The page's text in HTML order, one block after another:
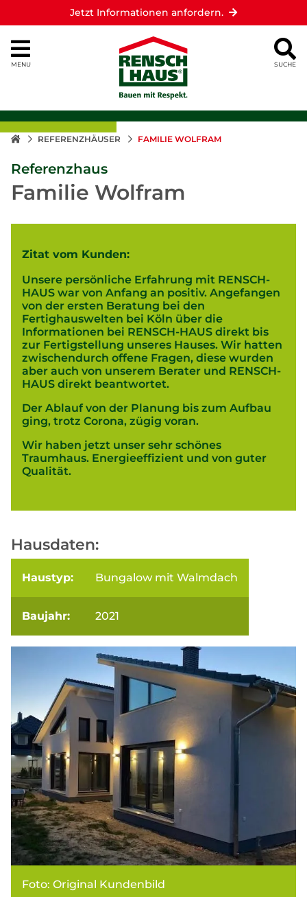
Jetzt Informationen anfordern.
MENU SUCHE
REFERENZHÄUSER FAMILIE WOLFRAM
Referenzhaus
Familie Wolfram
Zitat vom Kunden:
Unsere persönliche Erfahrung mit RENSCH-
HAUS war von Anfang an positiv. Angefangen
von der ersten Beratung bei den
Fertighauswelten bei Köln über die
Informationen bei RENSCH-HAUS direkt bis
zur Fertigstellung unseres Hauses. Wir hatten
zwischendurch offene Fragen, diese wurden
aber auch von unserem Berater und RENSCH-
HAUS direkt beantwortet.
Der Ablauf von der Planung bis zum Aufbau
ging, trotz Corona, zügig voran.
Wir haben jetzt unser sehr schönes
Traumhaus. Energieeffizient und von guter
Qualität.
Hausdaten:
Haustyp: Bungalow mit Walmdach
Baujahr: 2021
Foto: Original Kundenbild